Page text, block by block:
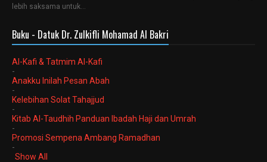
lebih saksama untuk…
Buku - Datuk Dr. Zulkifli Mohamad Al Bakri
Al-Kafi & Tatmim Al-Kafi
-
Anakku Inilah Pesan Abah
-
Kelebihan Solat Tahajjud
-
Kitab Al-Taudhih Panduan Ibadah Haji dan Umrah
-
Promosi Sempena Ambang Ramadhan
-
Show All